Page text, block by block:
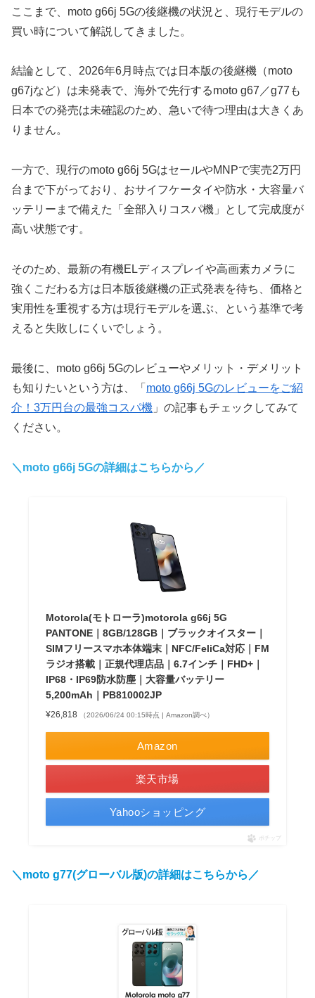
ここまで、moto g66j 5Gの後継機の状況と、現行モデルの
買い時について解説してきました。
結論として、2026年6月時点では日本版の後継機（moto
g67jなど）は未発表で、海外で先行するmoto g67／g77も
日本での発売は未確認のため、急いで待つ理由は大きくあ
りません。
一方で、現行のmoto g66j 5GはセールやMNPで実売2万円
台まで下がっており、おサイフケータイや防水・大容量バ
ッテリーまで備えた「全部入りコスパ機」として完成度が
高い状態です。
そのため、最新の有機ELディスプレイや高画素カメラに
強くこだわる方は日本版後継機の正式発表を待ち、価格と
実用性を重視する方は現行モデルを選ぶ、という基準で考
えると失敗しにくいでしょう。
最後に、moto g66j 5Gのレビューやメリット・デメリット
も知りたいという方は、「 moto g66j 5Gのレビューをご紹
介！3万円台の最強コスパ機 」の記事もチェックしてみて
ください。
＼moto g66j 5Gの詳細はこちらから／
Motorola(モトローラ)motorola g66j 5G
PANTONE｜8GB/128GB｜ブラックオイスター｜
SIMフリースマホ本体端末｜NFC/FeliCa対応｜FM
ラジオ搭載｜正規代理店品｜6.7インチ｜FHD+｜
IP68・IP69防水防塵｜大容量バッテリー
5,200mAh｜PB810002JP
¥26,818 （2026/06/24 00:15時点 | Amazon調べ）
Amazon
楽天市場
Yahooショッピング
ポチップ
＼moto g77(グローバル版)の詳細はこちらから／